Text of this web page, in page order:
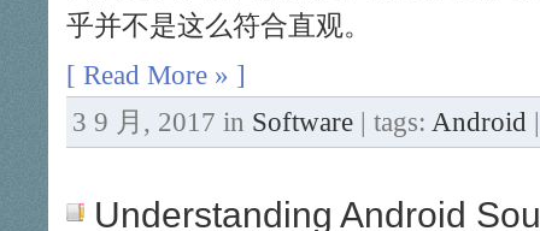
乎并不是这么符合直观。
[ Read More » ]
3 9 月, 2017 in Software | tags: Android
Understanding Android